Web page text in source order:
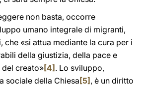
non basta, occorre
umano integrale di migranti,
che «si attua mediante la cura per i
della giustizia, della pace e
creato»[4] . Lo sviluppo,
sociale della Chiesa [5] , è un diritto